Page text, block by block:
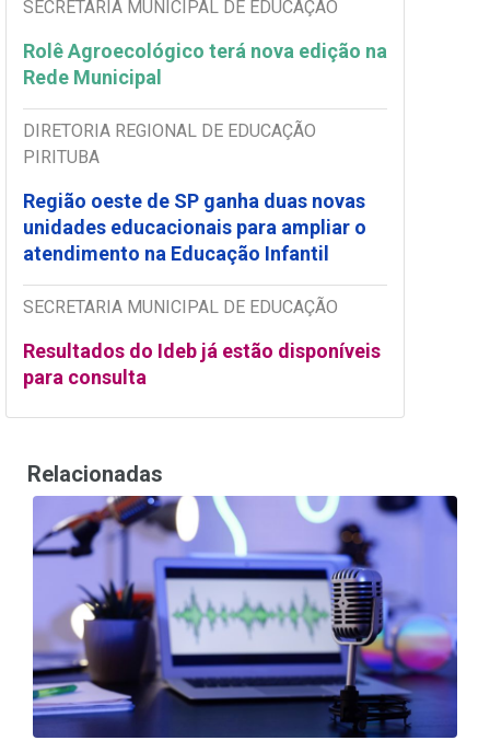
SECRETARIA MUNICIPAL DE EDUCAÇÃO
Rolê Agroecológico terá nova edição na
Rede Municipal
DIRETORIA REGIONAL DE EDUCAÇÃO
PIRITUBA
Região oeste de SP ganha duas novas
unidades educacionais para ampliar o
atendimento na Educação Infantil
SECRETARIA MUNICIPAL DE EDUCAÇÃO
Resultados do Ideb já estão disponíveis
para consulta
Relacionadas